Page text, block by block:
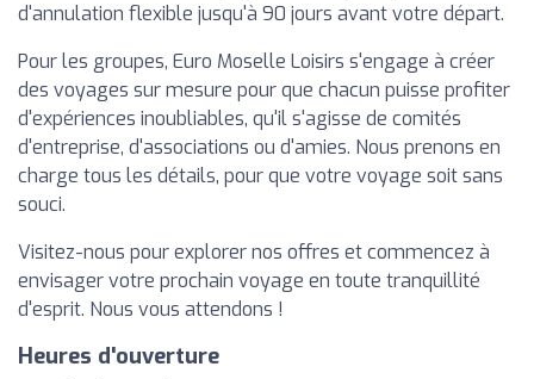
d'annulation flexible jusqu'à 90 jours avant votre départ.
Pour les groupes, Euro Moselle Loisirs s'engage à créer
des voyages sur mesure pour que chacun puisse profiter
d'expériences inoubliables, qu'il s'agisse de comités
d'entreprise, d'associations ou d'amies. Nous prenons en
charge tous les détails, pour que votre voyage soit sans
souci.
Visitez-nous pour explorer nos offres et commencez à
envisager votre prochain voyage en toute tranquillité
d'esprit. Nous vous attendons !
Heures d'ouverture